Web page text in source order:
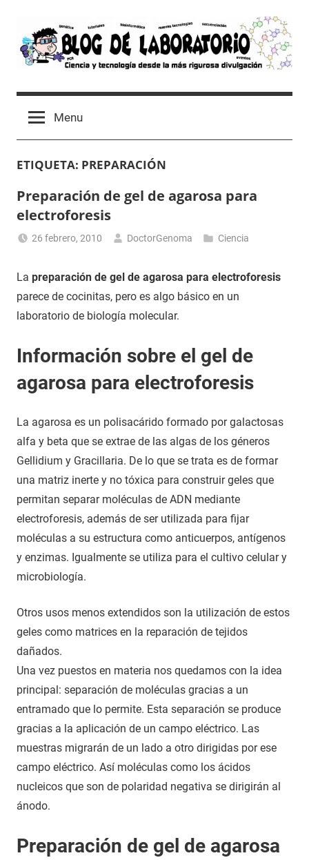
content
Blog
de
Laboratorio
Tutoriales,
Ocio
un
Laboratorio
de
Menu
ETIQUETA: PREPARACIÓN
Preparación de gel de agarosa para
electroforesis
26 febrero, 2010 DoctorGenoma Ciencia
La preparación de gel de agarosa para electroforesis
parece de cocinitas, pero es algo básico en un
laboratorio de biología molecular.
Información sobre el gel de
agarosa para electroforesis
La agarosa es un polisacárido formado por galactosas
alfa y beta que se extrae de las algas de los géneros
Gellidium y Gracillaria. De lo que se trata es de formar
una matriz inerte y no tóxica para construir geles que
permitan separar moléculas de ADN mediante
electroforesis, además de ser utilizada para fijar
moléculas a su estructura como anticuerpos, antígenos
y enzimas. Igualmente se utiliza para el cultivo celular y
microbiología.
Otros usos menos extendidos son la utilización de estos
geles como matrices en la reparación de tejidos
dañados.
Una vez puestos en materia nos quedamos con la idea
principal: separación de moléculas gracias a un
entramado que lo permite. Esta separación se produce
gracias a la aplicación de un campo eléctrico. Las
muestras migrarán de un lado a otro dirigidas por ese
campo eléctrico. Así moléculas como los ácidos
nucleicos que son de polaridad negativa se dirigirán al
ánodo.
Preparación de gel de agarosa